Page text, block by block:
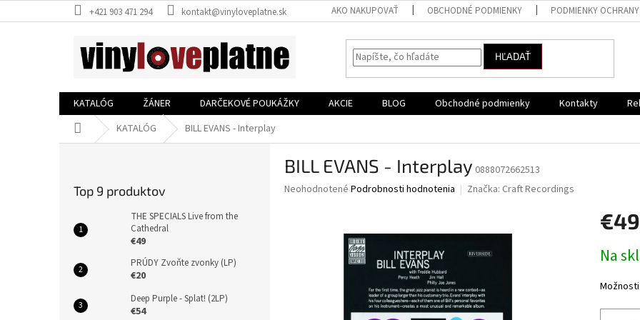
na
+421 903 471 294 kontakt@vinyloveplatne.sk AKO NAKUPOVAŤ OBCHODNÉ PODMIENKY PODMIENKY OCHRANY
HĽADAŤ
KATALÓG ŽÁNER DARČEKOVÉ POUKÁŽKY AKCIE BLOG Obchodné podmienky Kontakty
DomovKATALÓG BILL EVANS - Interplay
Top 9 produktov
THE SPECIALS Live from the
Cathedral
€49
PRÚDY Zvoňte zvonky (LP)
€20
Deep Purple - Splat! (2LP)
€54
BILL EVANS - Interplay 0888072662513
Priemerné
Neohodnotené Podrobnosti hodnotenia Značka: Craft Recordings
€49
cena:
Na